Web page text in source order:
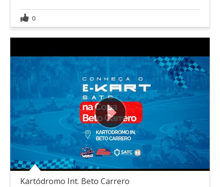
0
Kartódromo Int. Beto Carrero